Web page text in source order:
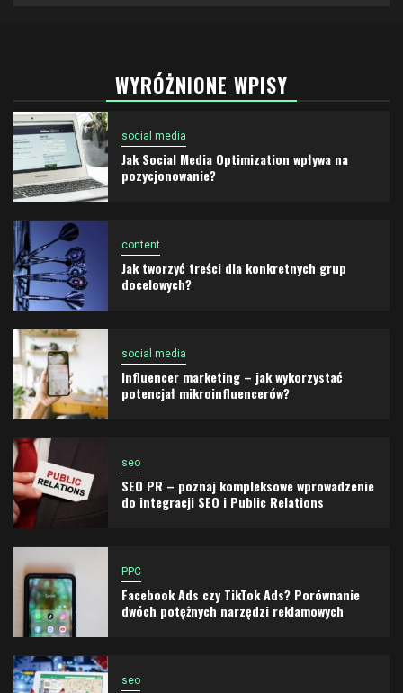
WYRÓŻNIONE WPISY
social media
Jak Social Media Optimization wpływa na
pozycjonowanie?
content
Jak tworzyć treści dla konkretnych grup
docelowych?
social media
Influencer marketing – jak wykorzystać
potencjał mikroinfluencerów?
seo
SEO PR – poznaj kompleksowe wprowadzenie
do integracji SEO i Public Relations
PPC
Facebook Ads czy TikTok Ads? Porównanie
dwóch potężnych narzędzi reklamowych
seo